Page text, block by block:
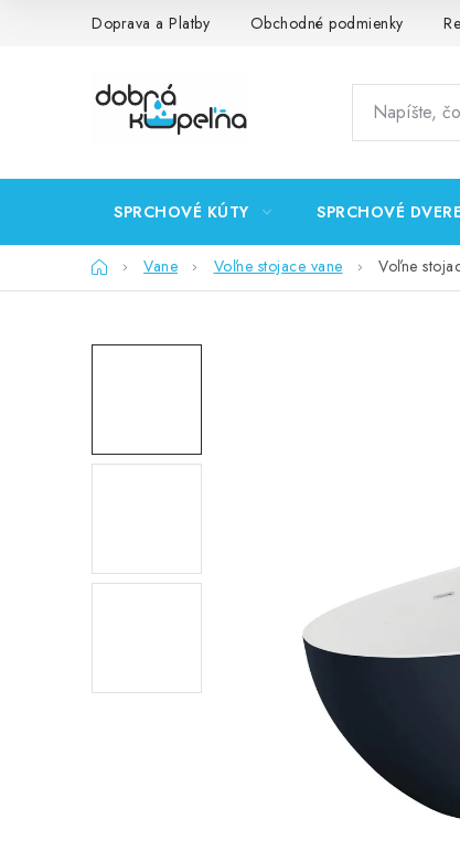
Doprava a Platby Obchodné podmienky
SPRCHOVÉ KÚTY SPRCHOVÉ DVERE
DomovVane Voľne stojace vane Voľne